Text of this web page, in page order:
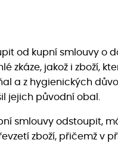
od kupní smlouvy o
zkáze, jakož i zboží,
a z hygienických
jejich původní obal.
smlouvy odstoupit,
zboží, přičemž v